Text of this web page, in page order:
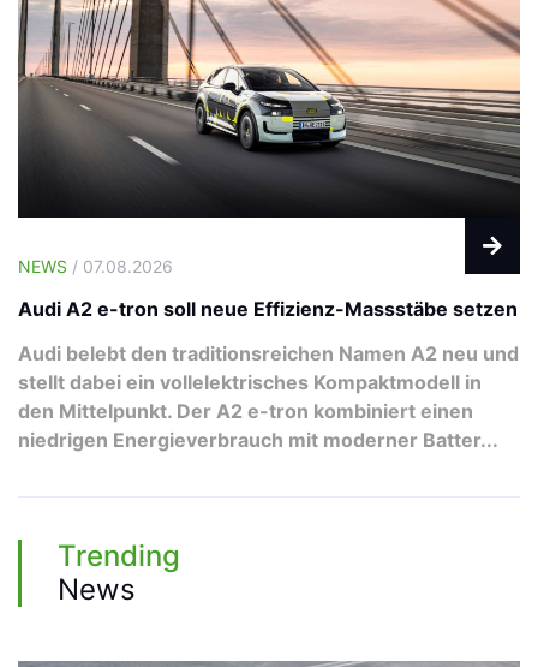
NEWS / 07.08.2026
Audi A2 e-tron soll neue Effizienz-Massstäbe setzen
Audi belebt den traditionsreichen Namen A2 neu und
stellt dabei ein vollelektrisches Kompaktmodell in
den Mittelpunkt. Der A2 e-tron kombiniert einen
niedrigen Energieverbrauch mit moderner Batter...
Trending
News